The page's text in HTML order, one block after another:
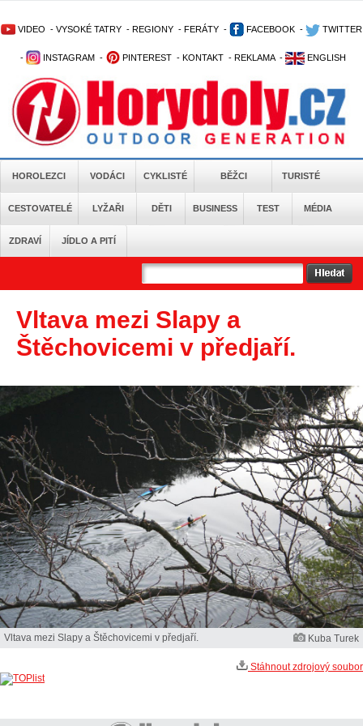
VIDEO - VYSOKÉ TATRY - REGIONY - FERÁTY - FACEBOOK - TWITTER
- INSTAGRAM - PINTEREST - KONTAKT - REKLAMA - ENGLISH
HOROLEZCI VODÁCI CYKLISTÉ BĚŽCI TURISTÉ
CESTOVATELÉ LYŽAŘI DĚTI BUSINESS TEST MÉDIA
ZDRAVÍ JÍDLO A PITÍ
Vltava mezi Slapy a
Štěchovicemi v předjaří.
Vltava mezi Slapy a Štěchovicemi v předjaří. Kuba Turek
Stáhnout zdrojový soubor